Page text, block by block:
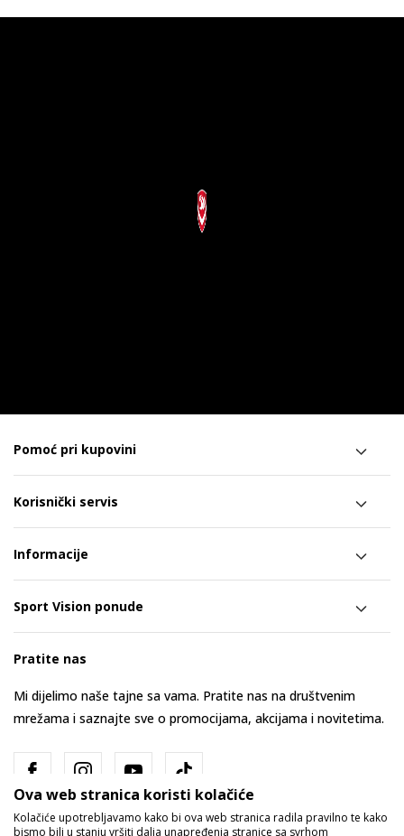
Pomoć pri kupovini
Korisnički servis
Informacije
Sport Vision ponude
Pratite nas
Mi dijelimo naše tajne sa vama. Pratite nas na društvenim
mrežama i saznajte sve o promocijama, akcijama i novitetima.
Ova web stranica koristi kolačiće
Kolačiće upotrebljavamo kako bi ova web stranica radila pravilno te kako
bismo bili u stanju vršiti dalja unapređenja stranice sa svrhom